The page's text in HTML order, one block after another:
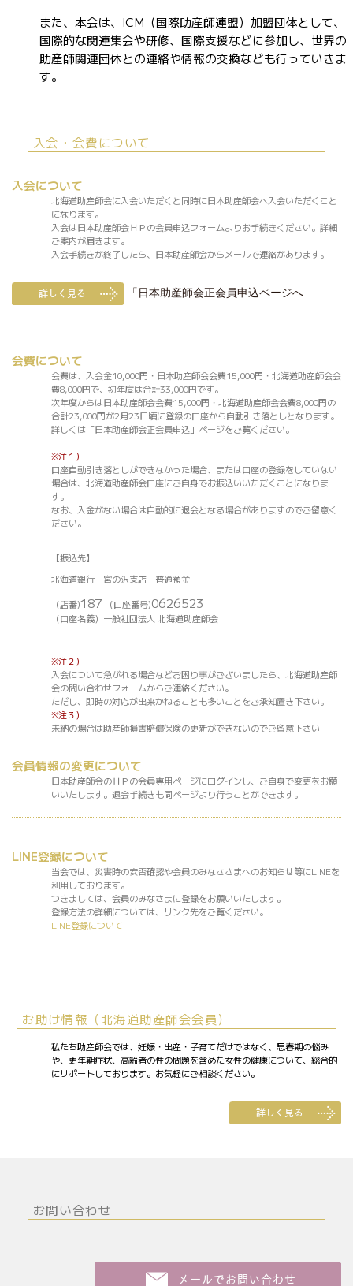
また、本会は、ICM（国際助産師連盟）加盟団体として、
国際的な関連集会や研修、国際支援などに参加し、世界の
助産師関連団体との連絡や情報の交換なども行っていきま
す。
入会・会費について
入会について
北海道助産師会に入会いただくと同時に日本助産師会へ入会いただくこと
になります。
入会は日本助産師会ＨＰの会員申込フォームよりお手続きください。詳細
ご案内が届きます。
入会手続きが終了したら、日本助産師会からメールで連絡があります。
「日本助産師会正会員申込ページへ
会費について
会費は、入会金10,000円・日本助産師会会費15,000円・北海道助産師会会
費8,000円で、初年度は合計33,000円です。
次年度からは日本助産師会会費15,000円・北海道助産師会会費8,000円の
合計23,000円が2月23日頃に登録の口座から自動引き落としとなります。
詳しくは 「日本助産師会正会員申込」 ページをご覧ください。
※注１）
口座自動引き落としができなかった場合、または口座の登録をしていない
場合は、北海道助産師会口座にご自身でお振込いいただくことになりま
す。
なお、入金がない場合は自動的に退会となる場合がありますのでご留意く
ださい。
【振込先】
北海道銀行 宮の沢支店 普通預金
（店番)187 （口座番号)0626523
（口座名義）一般社団法人 北海道助産師会
※注２）
入会について急がれる場合などお困り事がございましたら、北海道助産師
会の問い合わせフォームからご連絡ください。
ただし、即時の対応が出来かねることも多いことをご承知置き下さい。
※注３）
未納の場合は助産師損害賠償保険の更新ができないのでご留意下さい
会員情報の変更について
日本助産師会のＨＰの会員専用ページにログインし、ご自身で変更をお願
いいたします。退会手続きも同ページより行うことができます。
LINE登録について
当会では、災害時の安否確認や会員のみなささまへのお知らせ等にLINEを
利用しております。
つきましては、会員のみなさまに登録をお願いいたします。
登録方法の詳細については、リンク先をご覧ください。
LINE登録について
お助け情報（北海道助産師会会員）
私たち助産師会では、妊娠・出産・子育てだけではなく、思春期の悩み
や、更年期症状、高齢者の性の問題を含めた女性の健康について、総合的
にサポートしております。お気軽にご相談ください。
お問い合わせ